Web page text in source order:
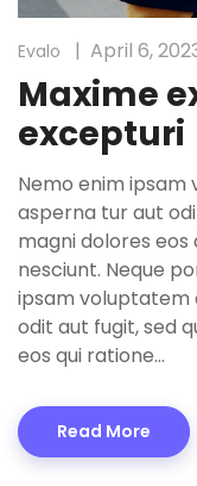
Evalo April 6,
Maxime
excepturi
Nemo enim
asperna tur aut
magni dolores
nesciunt. Neque
ipsam voluptatem
odit aut fugit, sed
eos qui ratione…
Read More